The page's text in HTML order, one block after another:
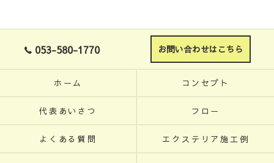
053-580-1770 お問い合わせはこちら
ホーム コンセプト
代表あいさつ フロー
よくある質問 エクステリア施工例